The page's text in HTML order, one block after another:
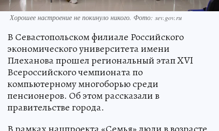
Хорошее настроение не покинуло никого. Фото: sev.gov.ru
В Севастопольском филиале Российского
экономического университета имени
Плеханова прошел региональный этап XVI
Всероссийского чемпионата по
компьютерному многоборью среди
пенсионеров. Об этом рассказали в
правительстве города.